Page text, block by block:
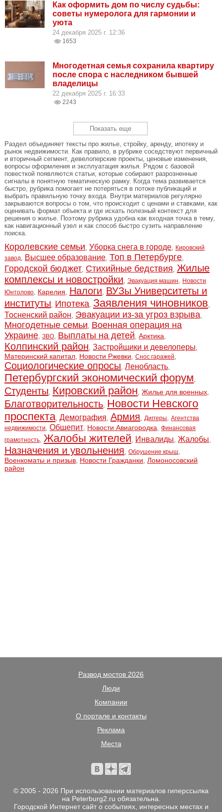
Как оформить дом по числу судьбы:
советы нумеролога для гармонии и
уюта
24 декабря 2025 г. 12:36
1653
Многодетная семья сохранила квартиру
после спора с наследником бывшей
владелицы
22 декабря 2025 г. 16:33
2243
Показать еще
Раздел объединяет тексты про жилье, стройку, аренду, ипотеку и
рынок недвижимости. Как правило, в рубрике соседствуют первичный
и вторичный сегмент, девелоперские проекты, ценовые изменения,
вопросы оформления и эксплуатация жилья. Рядом с базовой
повесткой появляются статьи, которые собирают разрозненные
сигналы в понятную тематическую рамку. Когда тема развивается
быстро, рубрика помогает не потеряться в потоке публикаций и
выбрать правильную точку входа. Внутри материалов регулярно
закрываются вопросы о том, что происходит с ценами и ставками, как
оценивать формат объекта и где искать полезный контекст для
решения о жилье. Поэтому рубрика удобна как входная точка в тему,
как навигационный узел и как способ быстро сузить направление
поиска.
Королевские семьи, Уборка снега в городе, Кировский
завод, Высшее образование, Топ в Петербурге,
Городской бюджет, Стихийные бедствия, Жилые
комплексы и новостройки, Эвакуация машин, Новости
Юнтолово, Карелия, Налоги, ВУЗы Университеты и
институты, Ипотека, Заявления чиновников,
Тосненский район, Эвакуации из-за угроз взрыва,
Многодетные семьи, Военная операция на
Украине, ЗВО, Выплаты на детей, Арктика,
Колпинский район, Застройщики и девелоперы,
Материнский капитал, Новости Ржевки, Снос гаражей,
Социологические опросы, Ленобласть,
Петербургский экономический форум,
Студенты, Кировский район, Жилье для военных,
Благотворительность, Новости Невского
проспекта, Демография, Армия, Диггеры, Агентства
недвижимости, Общепит, Новости Авиагородка, Финансовая
грамотность, Жалобы жителей, Инвалиды, Жалобы,
Назначения и увольнения, Обрушение крыш,
Военкоматы и призыв, Новости Гражданки, Ломоносовский
район
Развод мостов 2026
Люди
Компании
О портале и контакты
Реклама
Места
© 2005 - 2026 При использовании материалов гиперссылка
на Peterburg2.ru обязательна.
Городской Интернет сайт о событиях, интересных местах и